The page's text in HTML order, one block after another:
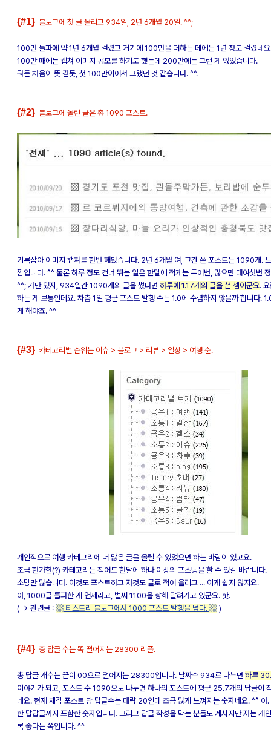
{#1} 블로그에 첫 글 올리고 934일, 2년 6개월 20일. ^^;
100만 돌파에 약 1년 6개월 걸렸고 거기에 100만을 더하는 데에는 1년 정도 걸렸네
100만 때에는 캡쳐 이미지 공모를 하기도 했는데 200만에는 그런 게 없었습니다.
뭐든 처음이 뜻 깊듯, 첫 100만이어서 그랬던 것 같습니다. ^^.
{#2} 블로그에 올린 글은 총 1090 포스트.
기록삼아 이미지 캡쳐를 한번 해봤습니다. 2년 6개월 여, 그간 쓴 포스트는 1090개.
낌입니다. ^^ 물론 하루 정도 건너 뛰는 일은 한달에 적게는 두어번, 많으면 대여섯번
^^; 가만 있자, 934일간 1090개의 글을 썼다면 하루에 1.17개의 글을 쓴 셈이군요.
하는 게 보통인데요. 차츰 1일 평균 포스트 발행 수는 1.0에 수렴하지 않을까 합니다.
게 해야죠. ^^
{#3} 카테고리별 순위는 이슈 > 블로그 > 리뷰 > 일상 > 여행 순.
개인적으로 여행 카테고리에 더 많은 글을 올릴 수 있었으면 하는 바람이 있고요.
조금 한가한(?) 카테고리는 적어도 한달에 하나 이상의 포스팅을 할 수 있길 바랍니다.
소망만 많습니다. 이것도 포스트하고 저것도 글로 적어 올리고 ... 이게 쉽지 않지요.
아, 1000글 돌파한 게 언제라고, 벌써 1100을 향해 달려가고 있군요. 핫.
( → 관련글 : ▩ 티스토리 블로그에서 1000 포스트 발행을 넘다. ▩ )
{#4} 총 답글 수는 똑 떨어지는 28300 리플.
총 답글 개수는 끝이 00으로 떨어지는 28300입니다. 날짜수 934로 나누면 하루
이야기가 되고, 포스트 수 1090으로 나누면 하나의 포스트에 평균 25.7개의 답글이
네요. 현재 체감 포스트 당 답글수는 대략 20인데 초큼 많게 느껴지는 숫자네요. ^^ 아
한 답답글까지 포함한 숫자입니다. 그리고 답글 작성을 막는 분들도 계시지만 저는 개
록 좋다는 쪽입니다. ^^